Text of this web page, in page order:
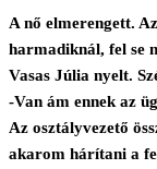
A nő elmerengett.
harmadiknál, fel se
Vasas Júlia nyelt.
-Van ám ennek az
Az osztályvezető
akarom hárítani a